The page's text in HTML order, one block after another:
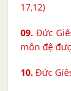
17,12)
09. Đức
môn đệ
10. Đức